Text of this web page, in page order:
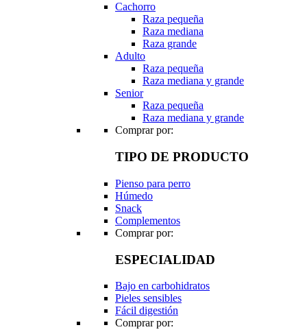
Cachorro
Raza pequeña
Raza mediana
Raza grande
Adulto
Raza pequeña
Raza mediana y grande
Senior
Raza pequeña
Raza mediana y grande
Comprar por:
TIPO DE PRODUCTO
Pienso para perro
Húmedo
Snack
Complementos
Comprar por:
ESPECIALIDAD
Bajo en carbohidratos
Pieles sensibles
Fácil digestión
Comprar por: